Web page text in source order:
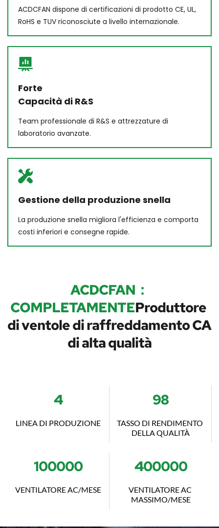
ACDCFAN dispone di certificazioni di prodotto CE, UL,
RoHS e TUV riconosciute a livello internazionale.
Forte
Capacità di R&S
Team professionale di R&S e attrezzature di
laboratorio avanzate.
Gestione della produzione snella
La produzione snella migliora l'efficienza e comporta
costi inferiori e consegne rapide.
ACDCFAN：
COMPLETAMENTEProduttore
di ventole di raffreddamento CA
di alta qualità
4
LINEA DI PRODUZIONE
98
TASSO DI RENDIMENTO
DELLA QUALITÀ
100000
VENTILATORE AC/MESE
400000
VENTILATORE AC
MASSIMO/MESE